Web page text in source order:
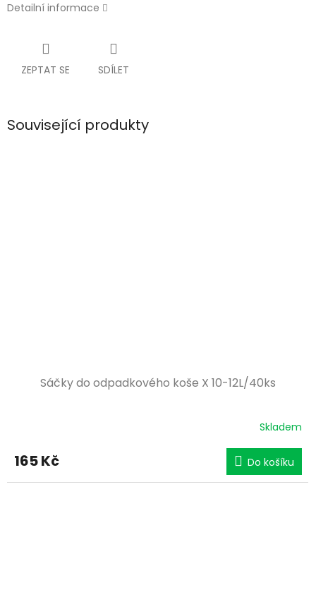
Detailní informace
ZEPTAT SE SDÍLET
Související produkty
Sáčky do odpadkového koše X 10-12L/40ks
Skladem
165 Kč Do košíku